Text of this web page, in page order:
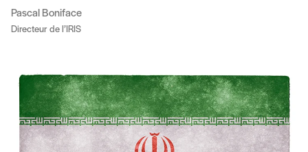
Pascal Boniface
Directeur de l’IRIS